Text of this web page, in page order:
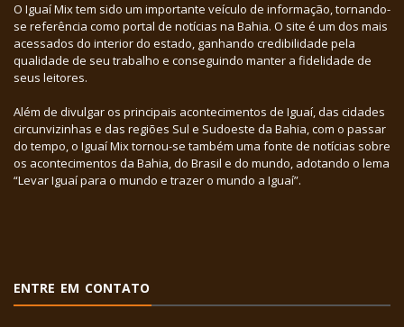
O Iguaí Mix tem sido um importante veículo de informação, tornando-
se referência como portal de notícias na Bahia. O site é um dos mais
acessados do interior do estado, ganhando credibilidade pela
qualidade de seu trabalho e conseguindo manter a fidelidade de
seus leitores.
Além de divulgar os principais acontecimentos de Iguaí, das cidades
circunvizinhas e das regiões Sul e Sudoeste da Bahia, com o passar
do tempo, o Iguaí Mix tornou-se também uma fonte de notícias sobre
os acontecimentos da Bahia, do Brasil e do mundo, adotando o lema
“Levar Iguaí para o mundo e trazer o mundo a Iguaí”.
ENTRE EM CONTATO